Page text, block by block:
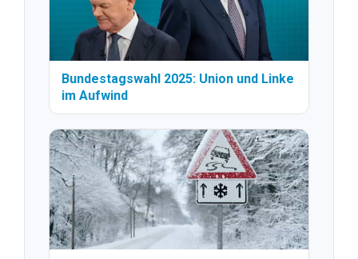
Bundestagswahl 2025: Union und Linke
im Aufwind